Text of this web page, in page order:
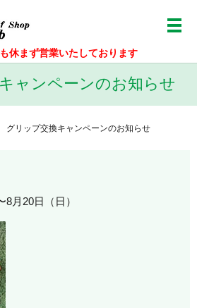
休まず営業いたしております
メ
ャンペーンのお知らせ
グリップ交換キャンペーンのお知らせ
月20日（日）